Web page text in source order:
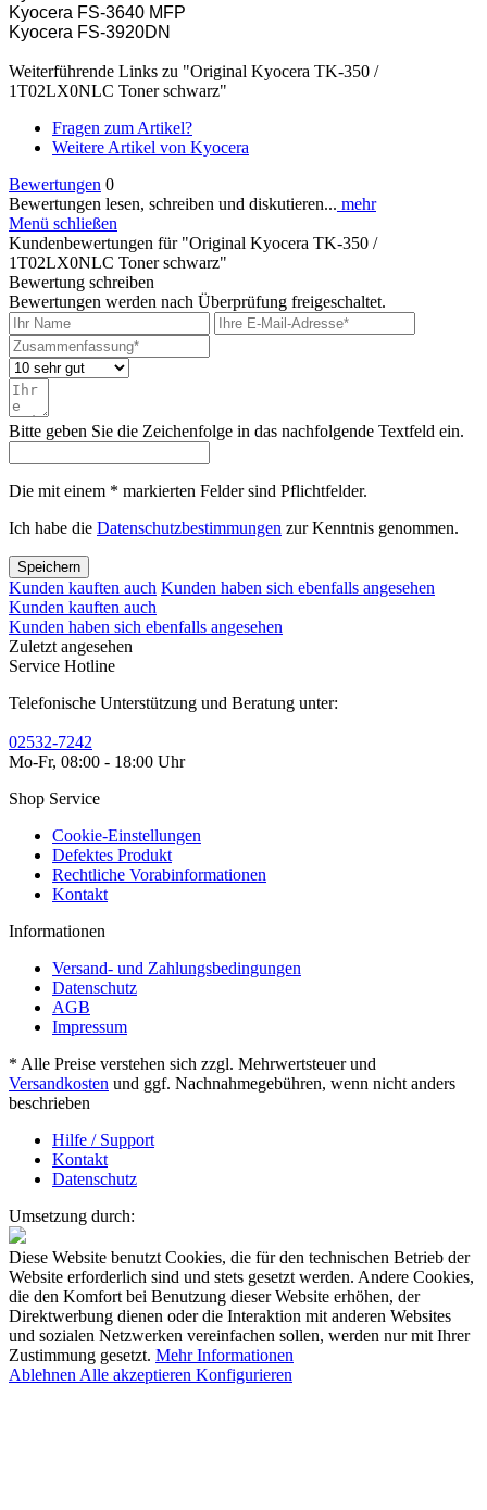
Kyocera FS-3640 MFP
Kyocera FS-3920DN
Weiterführende Links zu "Original Kyocera TK-350 /
1T02LX0NLC Toner schwarz"
Fragen zum Artikel?
Weitere Artikel von Kyocera
Bewertungen 0
Bewertungen lesen, schreiben und diskutieren... mehr
Menü schließen
Kundenbewertungen für "Original Kyocera TK-350 /
1T02LX0NLC Toner schwarz"
Bewertung schreiben
Bewertungen werden nach Überprüfung freigeschaltet.
Bitte geben Sie die Zeichenfolge in das nachfolgende Textfeld ein.
Die mit einem * markierten Felder sind Pflichtfelder.
Ich habe die Datenschutzbestimmungen zur Kenntnis genommen.
Speichern
Kunden kauften auch Kunden haben sich ebenfalls angesehen
Kunden kauften auch
Kunden haben sich ebenfalls angesehen
Zuletzt angesehen
Service Hotline
Telefonische Unterstützung und Beratung unter:
02532-7242
Mo-Fr, 08:00 - 18:00 Uhr
Shop Service
Cookie-Einstellungen
Defektes Produkt
Rechtliche Vorabinformationen
Kontakt
Informationen
Versand- und Zahlungsbedingungen
Datenschutz
AGB
Impressum
* Alle Preise verstehen sich zzgl. Mehrwertsteuer und
Versandkosten und ggf. Nachnahmegebühren, wenn nicht anders
beschrieben
Hilfe / Support
Kontakt
Datenschutz
Umsetzung durch:
Diese Website benutzt Cookies, die für den technischen Betrieb der
Website erforderlich sind und stets gesetzt werden. Andere Cookies,
die den Komfort bei Benutzung dieser Website erhöhen, der
Direktwerbung dienen oder die Interaktion mit anderen Websites
und sozialen Netzwerken vereinfachen sollen, werden nur mit Ihrer
Zustimmung gesetzt. Mehr Informationen
Ablehnen Alle akzeptieren Konfigurieren